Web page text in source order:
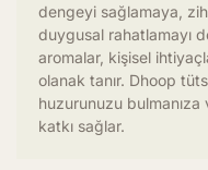
dengeyi sağlamaya,
duygusal rahatlamayı
aromalar, kişisel
olanak tanır. Dhoop
huzurunuzu bulmanıza
katkı sağlar.